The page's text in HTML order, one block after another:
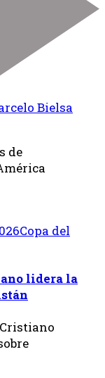
Bielsa
Copa del
lidera la